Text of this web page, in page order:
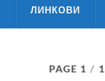
ЛИНКОВИ
PAGE 1 / 1